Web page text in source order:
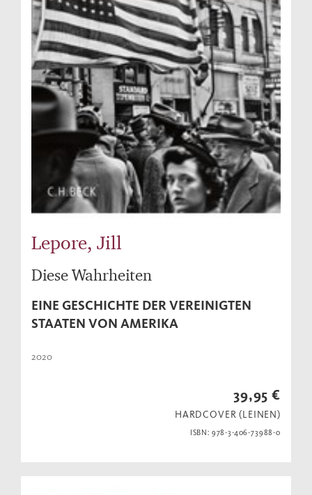
Lepore, Jill
Diese Wahrheiten
EINE GESCHICHTE DER VEREINIGTEN
STAATEN VON AMERIKA
2020
39,95 €
HARDCOVER (LEINEN)
ISBN: 978-3-406-73988-0